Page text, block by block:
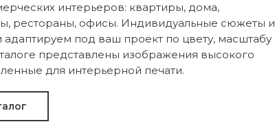
интерьеров: квартиры, дома,
рестораны, офисы. Индивидуальные сюжеты и
адаптируем под ваш проект по цвету, масштабу
представлены изображения высокого
для интерьерной печати.